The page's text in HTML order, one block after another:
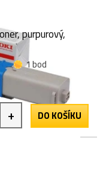
purpurový,
1 bod
+ DO KOŠÍKU